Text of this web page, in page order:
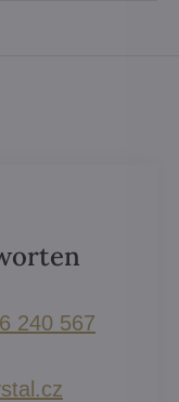
240 567